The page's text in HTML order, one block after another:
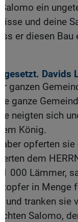
ein
und deine
er diesen Bau
Davids
ganzen
ganze
neigten sich
König.
opferten sie
dem
1 000 Lämmer,
in Menge
und tranken sie
Salomo,